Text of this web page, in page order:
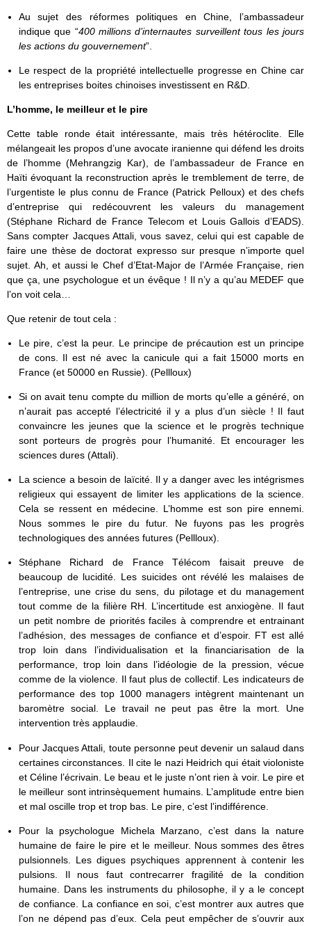
Au sujet des réformes politiques en Chine, l’ambassadeur
indique que “400 millions d’internautes surveillent tous les jours
les actions du gouvernement”.
Le respect de la propriété intellectuelle progresse en Chine car
les entreprises boites chinoises investissent en R&D.
L’homme, le meilleur et le pire
Cette table ronde était intéressante, mais très hétéroclite. Elle
mélangeait les propos d’une avocate iranienne qui défend les droits
de l’homme (Mehrangzig Kar), de l’ambassadeur de France en
Haïti évoquant la reconstruction après le tremblement de terre, de
l’urgentiste le plus connu de France (Patrick Pelloux) et des chefs
d’entreprise qui redécouvrent les valeurs du management
(Stéphane Richard de France Telecom et Louis Gallois d’EADS).
Sans compter Jacques Attali, vous savez, celui qui est capable de
faire une thèse de doctorat expresso sur presque n’importe quel
sujet. Ah, et aussi le Chef d’Etat-Major de l’Armée Française, rien
que ça, une psychologue et un évêque ! Il n’y a qu’au MEDEF que
l’on voit cela…
Que retenir de tout cela :
Le pire, c’est la peur. Le principe de précaution est un principe
de cons. Il est né avec la canicule qui a fait 15000 morts en
France (et 50000 en Russie). (Pellloux)
Si on avait tenu compte du million de morts qu’elle a généré, on
n’aurait pas accepté l’électricité il y a plus d’un siècle ! Il faut
convaincre les jeunes que la science et le progrès technique
sont porteurs de progrès pour l’humanité. Et encourager les
sciences dures (Attali).
La science a besoin de laïcité. Il y a danger avec les intégrismes
religieux qui essayent de limiter les applications de la science.
Cela se ressent en médecine. L’homme est son pire ennemi.
Nous sommes le pire du futur. Ne fuyons pas les progrès
technologiques des années futures (Pellloux).
Stéphane Richard de France Télécom faisait preuve de
beaucoup de lucidité. Les suicides ont révélé les malaises de
l’entreprise, une crise du sens, du pilotage et du management
tout comme de la filière RH. L’incertitude est anxiogène. Il faut
un petit nombre de priorités faciles à comprendre et entrainant
l’adhésion, des messages de confiance et d’espoir. FT est allé
trop loin dans l’individualisation et la financiarisation de la
performance, trop loin dans l’idéologie de la pression, vécue
comme de la violence. Il faut plus de collectif. Les indicateurs de
performance des top 1000 managers intègrent maintenant un
baromètre social. Le travail ne peut pas être la mort. Une
intervention très applaudie.
Pour Jacques Attali, toute personne peut devenir un salaud dans
certaines circonstances. Il cite le nazi Heidrich qui était violoniste
et Céline l’écrivain. Le beau et le juste n’ont rien à voir. Le pire et
le meilleur sont intrinsèquement humains. L’amplitude entre bien
et mal oscille trop et trop bas. Le pire, c’est l’indifférence.
Pour la psychologue Michela Marzano, c’est dans la nature
humaine de faire le pire et le meilleur. Nous sommes des êtres
pulsionnels. Les digues psychiques apprennent à contenir les
pulsions. Il nous faut contrecarrer fragilité de la condition
humaine. Dans les instruments du philosophe, il y a le concept
de confiance. La confiance en soi, c’est montrer aux autres que
l’on ne dépend pas d’eux. Cela peut empêcher de s’ouvrir aux